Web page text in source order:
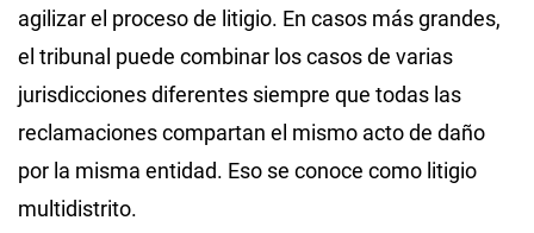
agilizar el proceso de litigio. En casos más grandes,
el tribunal puede combinar los casos de varias
jurisdicciones diferentes siempre que todas las
reclamaciones compartan el mismo acto de daño
por la misma entidad. Eso se conoce como litigio
multidistrito.